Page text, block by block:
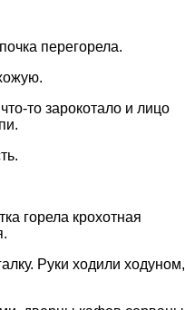
перегорела.
то зарокотало и лицо
горела крохотная
Руки ходили ходуном,